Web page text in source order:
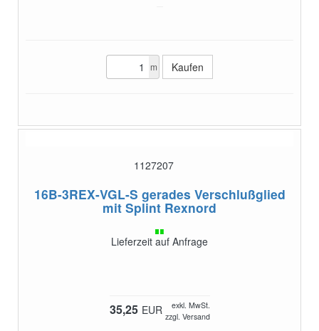
m
1127207
16B-3REX-VGL-S gerades Verschlußglied
mit Splint Rexnord
Lieferzeit auf Anfrage
35,25 EUR
exkl. MwSt.
zzgl. Versand